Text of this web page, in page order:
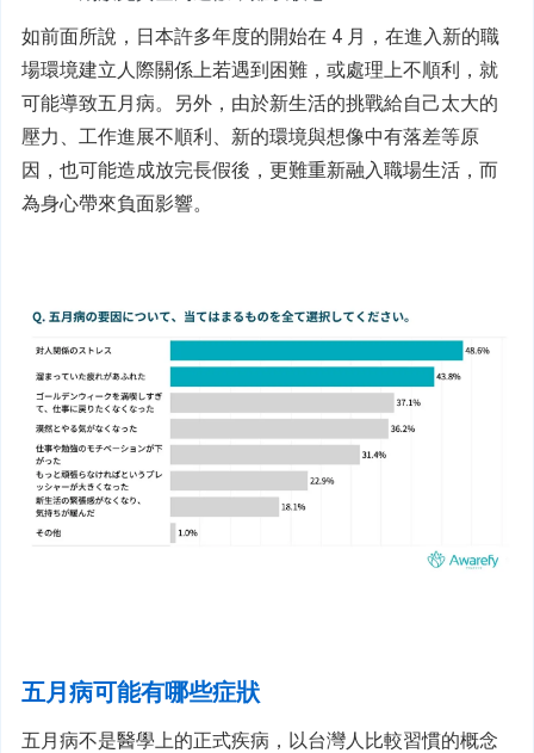
如前面所說，日本許多年度的開始在 4 月，在進入新的職
場環境建立人際關係上若遇到困難，或處理上不順利，就
可能導致五月病。另外，由於新生活的挑戰給自己太大的
壓力、工作進展不順利、新的環境與想像中有落差等原
因，也可能造成放完長假後，更難重新融入職場生活，而
為身心帶來負面影響。
五月病可能有哪些症狀
五月病不是醫學上的正式疾病，以台灣人比較習慣的概念